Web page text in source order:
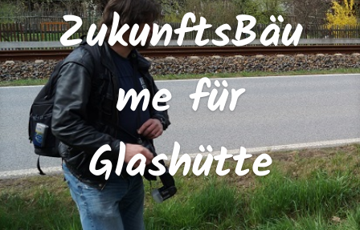
ZukunftsBäu
me für
Glashütte